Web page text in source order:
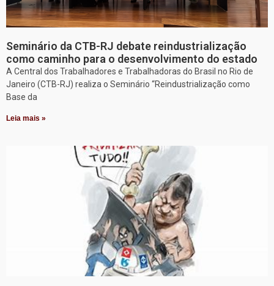
Seminário da CTB-RJ debate reindustrialização
como caminho para o desenvolvimento do estado
A Central dos Trabalhadores e Trabalhadoras do Brasil no Rio de
Janeiro (CTB-RJ) realiza o Seminário “Reindustrialização como
Base da
Leia mais »